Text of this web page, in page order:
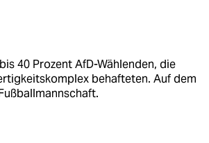
40 Prozent AfD-Wählenden, die
behafteten. Auf dem